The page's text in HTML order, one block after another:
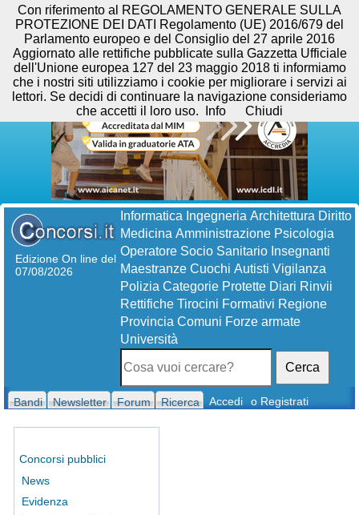
Edizione On line del
07/08/2026
Informatica Ingegneria Architettura Diritto
Medicina Amministrazione Psicologia
Operatore Socio Sanitario Insegnanti
Maestranze Cuochi Autisti Vigilanza
Polizia Categorie Protette Diari Rinvii
Rettifiche Tirocini Formativi Regione
Provincia Comuni Forze armate
Università
Cerca
Bandi Newsletter Forum Ricerca Accedi o Registrati
Concorsi pubblici
News
Evidenza
Con riferimento al REGOLAMENTO GENERALE SULLA
PROTEZIONE DEI DATI Regolamento (UE) 2016/679 del
Parlamento europeo e del Consiglio del 27 aprile 2016
Aggiornato alle rettifiche pubblicate sulla Gazzetta Ufficiale
dell'Unione europea 127 del 23 maggio 2018 ti informiamo
che i nostri siti utilizziamo i cookie per migliorare i servizi ai
lettori. Se decidi di continuare la navigazione consideriamo
che accetti il loro uso.
Info Chiudi